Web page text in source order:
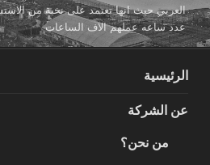
العربي حيث انها تعتمد على نخبة من
عدد ساعه عملهم الاف الساعات
الرئيسية
عن الشركة
من نحن؟